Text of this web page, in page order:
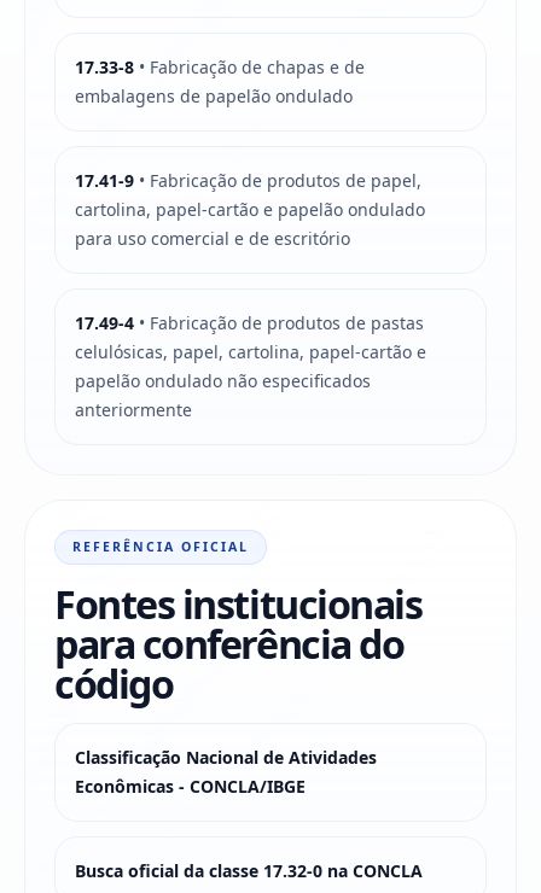
17.33-8 • Fabricação de chapas e de
embalagens de papelão ondulado
17.41-9 • Fabricação de produtos de papel,
cartolina, papel-cartão e papelão ondulado
para uso comercial e de escritório
17.49-4 • Fabricação de produtos de pastas
celulósicas, papel, cartolina, papel-cartão e
papelão ondulado não especificados
anteriormente
REFERÊNCIA OFICIAL
Fontes institucionais
para conferência do
código
Classificação Nacional de Atividades
Econômicas - CONCLA/IBGE
Busca oficial da classe 17.32-0 na CONCLA